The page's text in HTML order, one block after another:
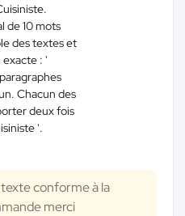
de 10 mots
des textes et
: '
Chacun des
deux fois
'.
conforme à la
merci